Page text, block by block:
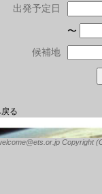
出発予定日
〜
候補地
る
Copyright